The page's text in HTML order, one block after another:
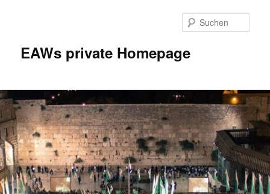
EAWs private Homepage